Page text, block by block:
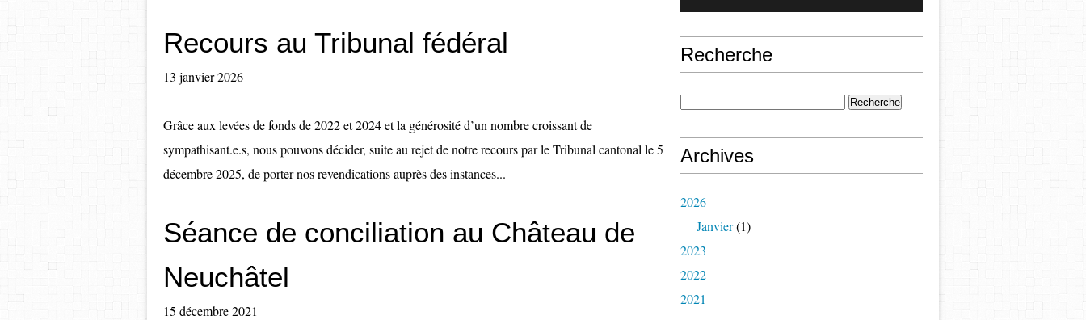
Recours au Tribunal fédéral
13 janvier 2026
Grâce aux levées de fonds de 2022 et 2024 et la générosité d’un nombre croissant de
sympathisant.e.s, nous pouvons décider, suite au rejet de notre recours par le Tribunal cantonal le 5
décembre 2025, de porter nos revendications auprès des instances...
Séance de conciliation au Château de
Neuchâtel
15 décembre 2021
Recherche
Archives
2026
Janvier(1)
2023
2022
2021